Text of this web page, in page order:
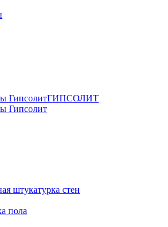
ГИПСОЛИТ
штукатурка стен
пола